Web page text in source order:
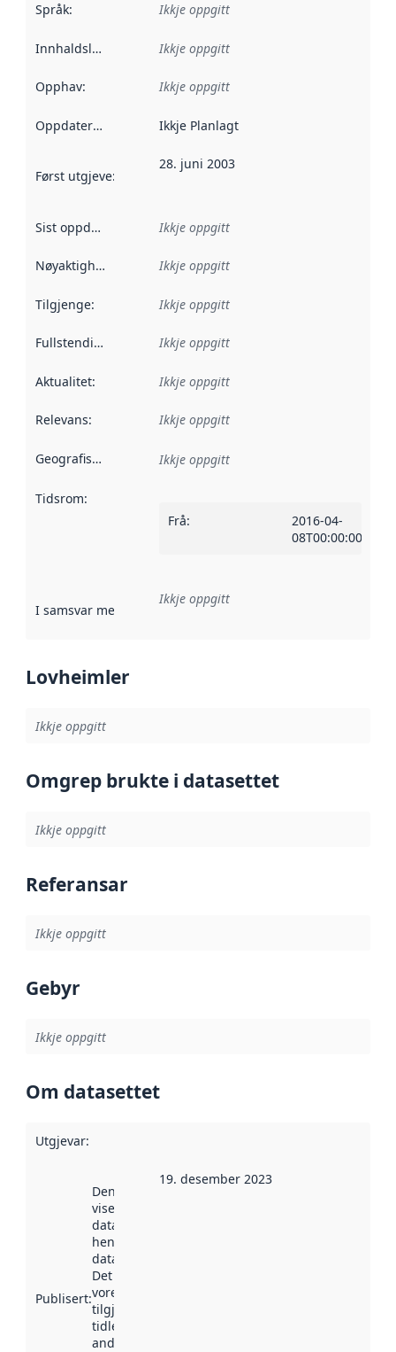
Språk: Ikkje oppgitt
Innhaldsleverandørar :
Ikkje oppgitt
Opphav: Ikkje oppgitt
Oppdateringsfrekvens :
Ikkje Planlagt
Først utgjeve: Denne datoen seier når dataa i dette
28. juni 2003
Sist oppdatert Ikkje oppgitt
Nøyaktigheit Ikkje oppgitt
Tilgjenge: Ikkje oppgitt
Fullstendigheit Ikkje oppgitt
Aktualitet: Ikkje oppgitt
Relevans: Ikkje oppgitt
Geografisk område Ikkje oppgitt
Tidsrom:
Frå:
2016-04-
08T00:00:00Z
I samsvar med Referanse til ei implementeringsregel eller
Ikkje oppgitt
Lovheimler
Ikkje oppgitt
Omgrep brukte i datasettet
Ikkje oppgitt
Referansar
Ikkje oppgitt
Gebyr
Ikkje oppgitt
Om datasettet
Utgjevar:
Publisert:
Denne datoen
viser når
datasettet vart
henta inn av
data.norge.no.
Det kan ha
vore
tilgjengeleg
tidlegare
andre stader.
19. desember 2023